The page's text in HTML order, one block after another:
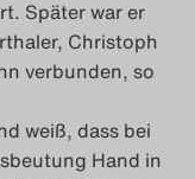
Später war er
Christoph
verbunden, so
weiß, dass bei
Hand in